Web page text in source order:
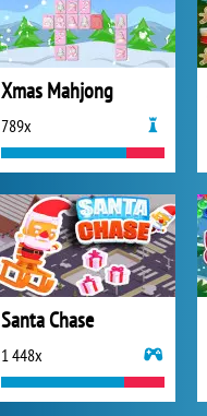
Xmas Mahjong
789x
Santa Chase
1 448x